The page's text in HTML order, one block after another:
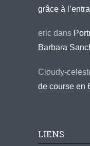
grâce à
eric dans
Barbara
Cloudy-
de course en
LIENS